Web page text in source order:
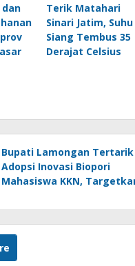
Terik Matahari
Sinari Jatim, Suhu
Siang Tembus 35
Derajat Celsius
Bupati Lamongan Tertarik
Adopsi Inovasi Biopori
Mahasiswa KKN,